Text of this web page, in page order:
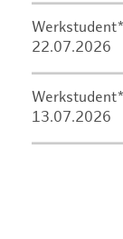
22.07.2026
13.07.2026